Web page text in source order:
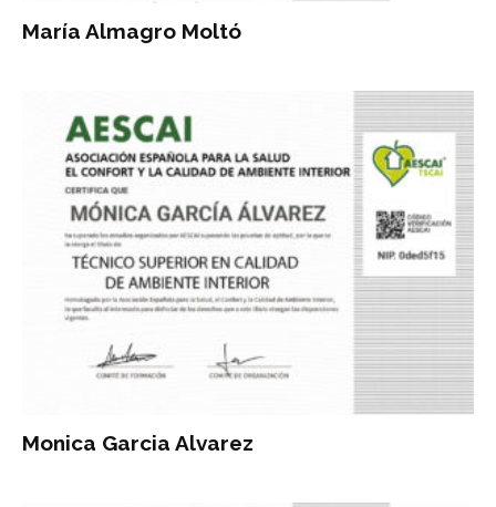
María Almagro Moltó
Monica Garcia Alvarez